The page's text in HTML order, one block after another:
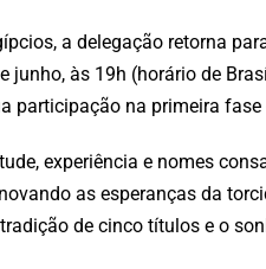
a delegação retorna
junho, às 19h (horário de
participação na primeira
experiência e nomes
as esperanças da
de cinco títulos e o